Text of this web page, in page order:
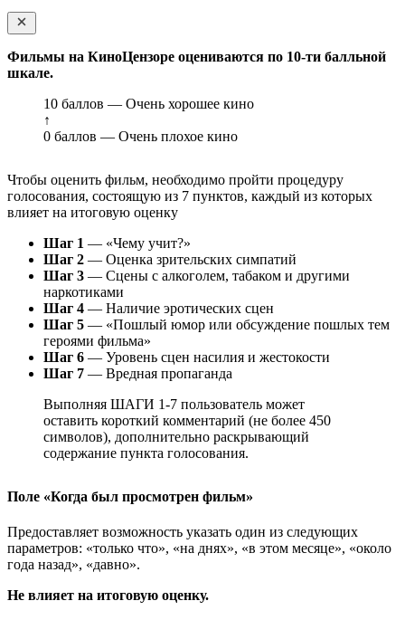
Фильмы на КиноЦензоре оцениваются по 10-ти балльной
шкале.
10 баллов — Очень хорошее кино
↑
0 баллов — Очень плохое кино
Чтобы оценить фильм, необходимо пройти процедуру
голосования, состоящую из 7 пунктов, каждый из которых
влияет на итоговую оценку
Шаг 1 — «Чему учит?»
Шаг 2 — Оценка зрительских симпатий
Шаг 3 — Сцены с алкоголем, табаком и другими
наркотиками
Шаг 4 — Наличие эротических сцен
Шаг 5 — «Пошлый юмор или обсуждение пошлых тем
героями фильма»
Шаг 6 — Уровень сцен насилия и жестокости
Шаг 7 — Вредная пропаганда
Выполняя ШАГИ 1-7 пользователь может
оставить короткий комментарий (не более 450
символов), дополнительно раскрывающий
содержание пункта голосования.
Поле «Когда был просмотрен фильм»
Предоставляет возможность указать один из следующих
параметров: «только что», «на днях», «в этом месяце», «около
года назад», «давно».
Не влияет на итоговую оценку.